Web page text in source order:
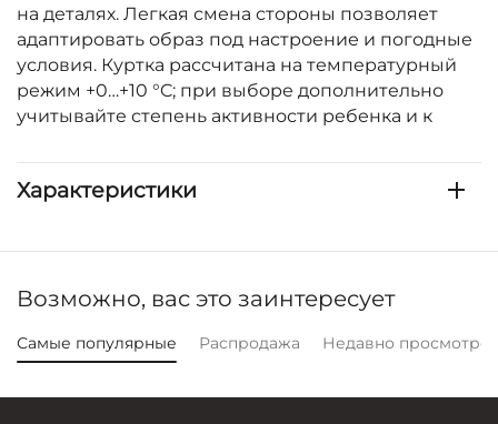
на деталях. Легкая смена стороны позволяет
адаптировать образ под настроение и погодные
условия. Куртка рассчитана на температурный
режим +0…+10 °C; при выборе дополнительно
учитывайте степень активности ребенка и к
Характеристики
Возможно, вас это заинтересует
Самые популярные Распродажа Недавно